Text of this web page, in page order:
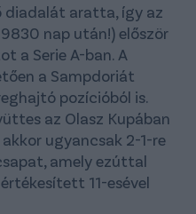
diadalát aratta, így az
nap után!) először
a Serie A-ban. A
a Sampdoriát
pozícióból is.
az Olasz Kupában
ugyancsak 2-1-re
amely ezúttal
11-esével